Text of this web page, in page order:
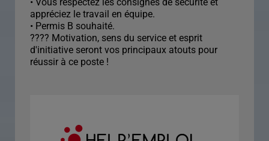
appréciez le travail en équipe.
• Permis B souhaité.
???? Motivation, sens du service et esprit
d'initiative seront vos principaux atouts pour
réussir à ce poste !